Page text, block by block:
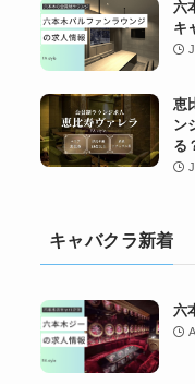
六
キ
恵
ン
る
キャバクラ新着
六